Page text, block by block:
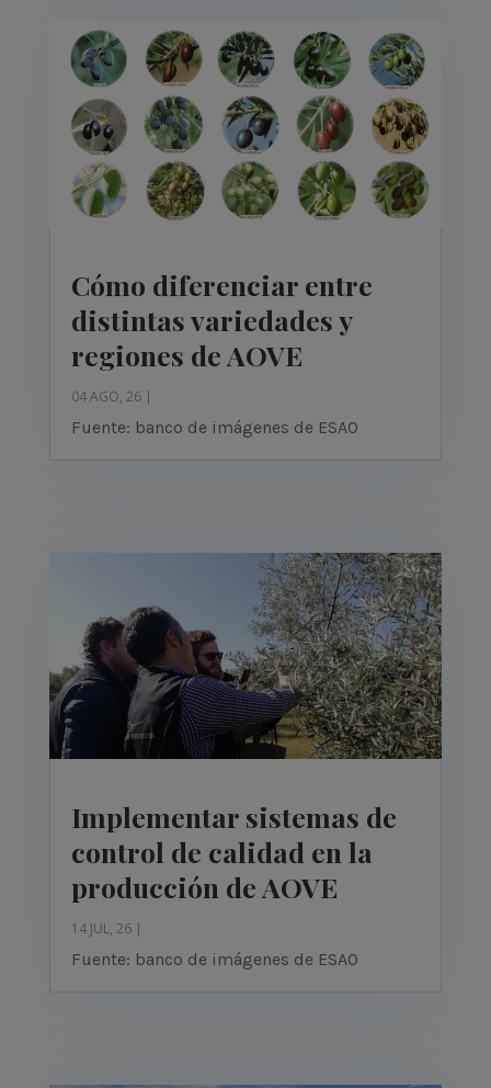
Cómo diferenciar entre
distintas variedades y
regiones de AOVE
04 AGO, 26|
Fuente: banco de imágenes de ESAO
Implementar sistemas de
control de calidad en la
producción de AOVE
14 JUL, 26|
Fuente: banco de imágenes de ESAO